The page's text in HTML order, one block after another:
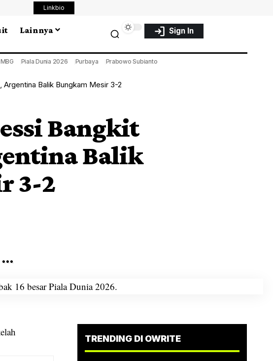
Linkbio
Lainnya Sign In
MBG Piala Dunia 2026 Purbaya Prabowo Subianto
Argentina Balik Bungkam Mesir 3-2
Bangkit
Balik
3-2
TRENDING DI OWRITE